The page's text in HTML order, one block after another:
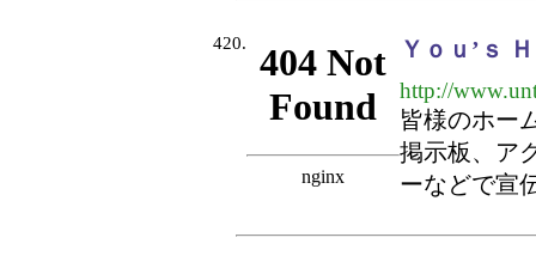
420. Ｙｏｕ’ｓ
http://
皆様のホー
掲示板、ア
ーなどで宣